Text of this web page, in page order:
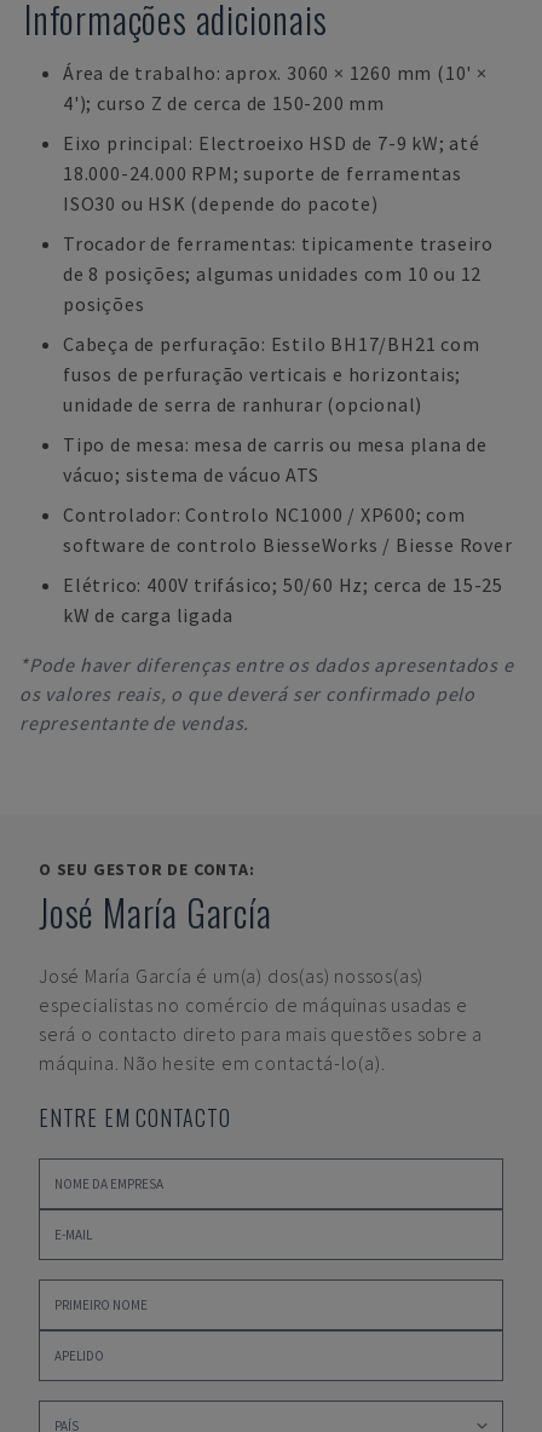
Informações adicionais
Área de trabalho: aprox. 3060 × 1260 mm (10' ×
4'); curso Z de cerca de 150-200 mm
Eixo principal: Electroeixo HSD de 7-9 kW; até
18.000-24.000 RPM; suporte de ferramentas
ISO30 ou HSK (depende do pacote)
Trocador de ferramentas: tipicamente traseiro
de 8 posições; algumas unidades com 10 ou 12
posições
Cabeça de perfuração: Estilo BH17/BH21 com
fusos de perfuração verticais e horizontais;
unidade de serra de ranhurar (opcional)
Tipo de mesa: mesa de carris ou mesa plana de
vácuo; sistema de vácuo ATS
Controlador: Controlo NC1000 / XP600; com
software de controlo BiesseWorks / Biesse Rover
Elétrico: 400V trifásico; 50/60 Hz; cerca de 15-25
kW de carga ligada
*Pode haver diferenças entre os dados apresentados e
os valores reais, o que deverá ser confirmado pelo
representante de vendas.
O SEU GESTOR DE CONTA:
José María García
José María García é um(a) dos(as) nossos(as)
especialistas no comércio de máquinas usadas e
será o contacto direto para mais questões sobre a
máquina. Não hesite em contactá-lo(a).
ENTRE EM CONTACTO